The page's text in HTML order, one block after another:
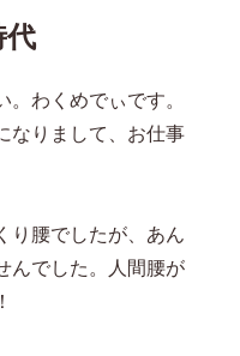
代
わくめでぃです。
なりまして、お仕事
り腰でしたが、あん
んでした。人間腰が